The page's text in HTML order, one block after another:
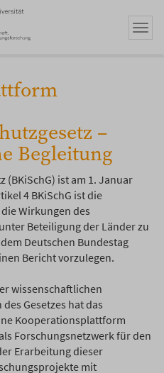
–
Begleitung
(BKiSchG) ist am 1. Januar
4 BKiSchG ist die
Wirkungen des
Beteiligung der Länder zu
Deutschen Bundestag
Bericht vorzulegen.
wissenschaftlichen
Gesetzes hat das
Kooperationsplattform
Forschungsnetzwerk für den
Erarbeitung dieser
mit